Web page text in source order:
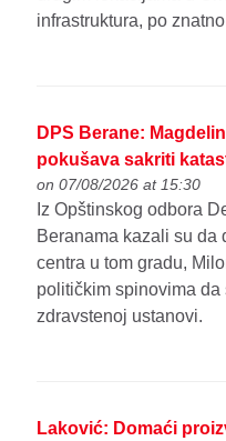
infrastruktura, po
DPS Berane:
pokušava sakriti
on 07/08/2026 at 15:30
Iz Opštinskog odbora
Beranama kazali su da
centra u tom gradu,
političkim spinovima
zdravstenoj ustanovi.
Laković: Domaći